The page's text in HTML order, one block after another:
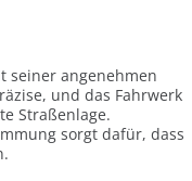
seiner angenehmen
und das Fahrwerk
Straßenlage.
sorgt dafür, dass